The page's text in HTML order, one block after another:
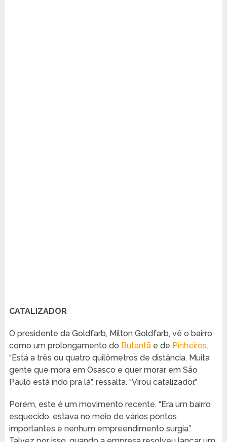
CATALIZADOR
O presidente da Goldfarb, Milton Goldfarb, vê o bairro
como um prolongamento do Butantãe de Pinheiros.
“Está a três ou quatro quilômetros de distância. Muita
gente que mora em Osasco e quer morar em São
Paulo está indo pra lá”, ressalta. “Virou catalizador.”
Porém, este é um movimento recente. “Era um bairro
esquecido, estava no meio de vários pontos
importantes e nenhum empreendimento surgia.”